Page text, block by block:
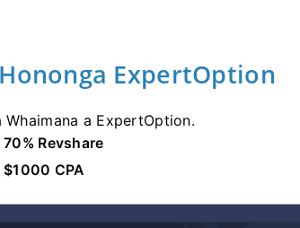
ExpertOption
Whaimana a ExpertOption.
Revshare
CPA